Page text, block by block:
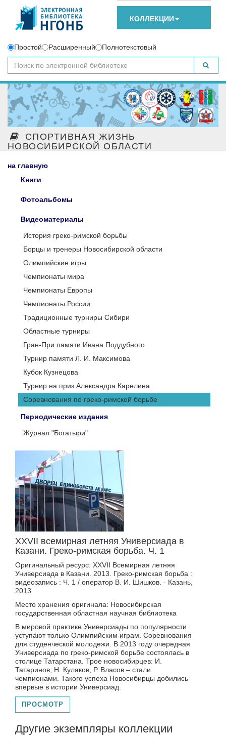
КОЛЛЕКЦИИ
Простой Расширенный Полнотекстовый
СПОРТИВНАЯ ЖИЗНЬ
НОВОСИБИРСКОЙ ОБЛАСТИ
на главную
Книги
Фотоальбомы
Видеоматериалы
История греко-римской борьбы
Борцы и тренеры Новосибирской области
Олимпийские игры
Чемпионаты мира
Чемпионаты Европы
Чемпионаты России
Традиционные турниры Сибири
Областные турниры
Гран-При памяти Ивана Поддубного
Турнир памяти Л. И. Максимова
Кубок Кузнецова
Турнир на приз Александра Карелина
Соревнования по греко-римской борьбе
Периодические издания
Журнал "Богатыри"
XXVII всемирная летняя Универсиада в
Казани. Греко-римская борьба. Ч. 1
Оригинальный ресурс: XXVII Всемирная летняя
Универсиада в Казани. 2013. Греко-римская борьба :
видеозапись : Ч. 1 / оператор В. И. Шишков. - Казань,
2013
Место хранения оригинала: Новосибирская
государственная областная научная библиотека
В мировой практике Универсиады по популярности
уступают только Олимпийским играм. Соревнования
для студенческой молодежи. В 2013 году очередная
Универсиада по греко-римской борьбе состоялась в
столице Татарстана. Трое новосибирцев: И.
Татаринов, Н. Кулаков, Р. Власов – стали
чемпионами. Такого успеха Новосибирцы добились
впервые в истории Универсиад.
ПРОСМОТР
Другие экземпляры коллекции